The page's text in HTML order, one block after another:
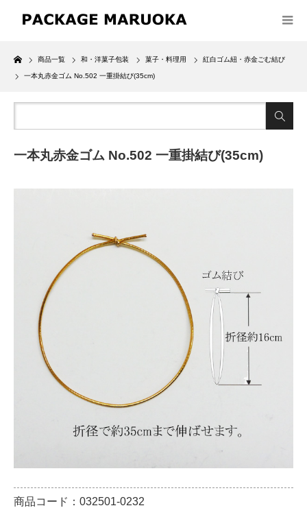
Home
商品一覧 和・洋菓子包装 菓子・料理用 紅白ゴム紐・赤金ごむ結び
一本丸赤金ゴム No.502 一重掛結び(35cm)
一本丸赤金ゴム No.502 一重掛結び(35cm)
商品コード：032501-0232